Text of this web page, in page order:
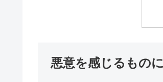
悪意を感じるもの